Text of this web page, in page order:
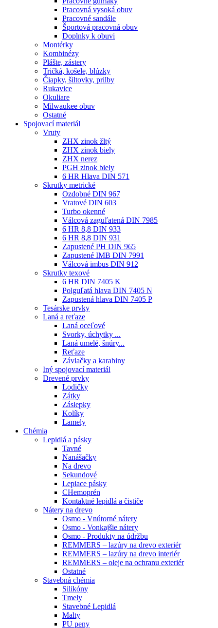
Pracovná vysoká obuv
Pracovné sandále
Športová pracovná obuv
Doplnky k obuvi
Montérky
Kombinézy
Plášte, zástery
Tričká, košele, blúzky
Čiapky, šiltovky, prilby
Rukavice
Okuliare
Milwaukee obuv
Ostatné
Spojovacímateriál
Vruty
ZHX zinok žltý
ZHX zinok biely
ZHX nerez
PGH zinok biely
6 HR Hlava DIN 571
Skrutky metrické
Ozdobné DIN 967
Vratové DIN 603
Turbo okenné
Válcová zaguľatená DIN 7985
6 HR 8,8 DIN 933
6 HR 8,8 DIN 931
Zapustené PH DIN 965
Zapustené IMB DIN 7991
Válcová imbus DIN 912
Skrutky texové
6 HR DIN 7405 K
Polguľatá hlava DIN 7405 N
Zapustená hlava DIN 7405 P
Tesárske prvky
Laná a reťaze
Laná oceľové
Svorky, úchytky ...
Laná umelé, šnúry...
Reťaze
Závlačky a karabiny
Iný spojovací materiál
Drevené prvky
Lodičky
Zátky
Záslepky
Kolíky
Lamely
Chémia
Lepidlá a pásky
Tavné
Nanášačky
Na drevo
Sekundové
Lepiace pásky
CHemoprén
Kontaktné lepidlá a čističe
Nátery na drevo
Osmo - Vnútorné nátery
Osmo - Vonkajšie nátery
Osmo - Produkty na údržbu
REMMERS – lazúry na drevo exteriér
REMMERS – lazúry na drevo interiér
REMMERS – oleje na ochranu exteriér
Ostatné
Stavebná chémia
Silikóny
Tmely
Stavebné Lepidlá
Malty
PU peny